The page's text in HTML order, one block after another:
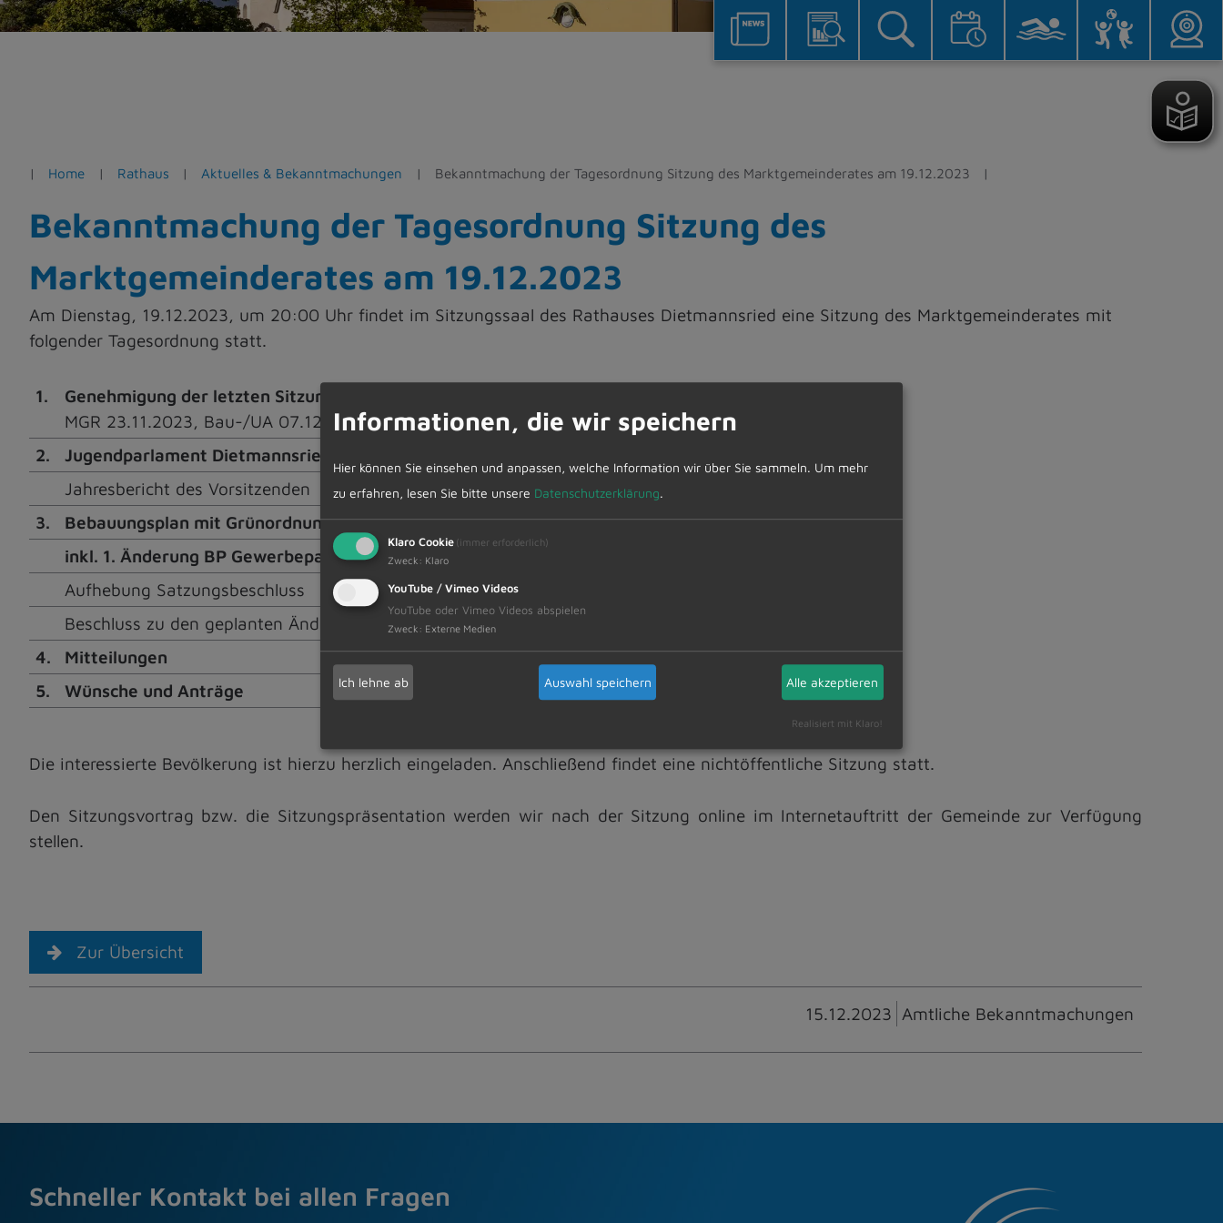
e
n
Home Rathaus Aktuelles & Bekanntmachungen Bekanntmachung der Tagesordnung Sitzung des Marktgemeinderates am 19.12.2023
Bekanntmachung der Tagesordnung Sitzung des
Marktgemeinderates am 19.12.2023
Am Dienstag, 19.12.2023, um 20:00 Uhr findet im Sitzungssaal des Rathauses Dietmannsried eine Sitzung des Marktgemeinderates mit
folgender Tagesordnung statt.
1.
Genehmigung der letzten Sitzungsprotokolle
MGR 23.11.2023, Bau-/UA 07.12.2023
2.
Jugendparlament Dietmannsried - JUPA
Jahresbericht des Vorsitzenden
3.
Bebauungsplan mit Grünordnung "Gewerbepark Ost IV" inkl. 1. Änderung BP Gewerbepark Ost III
inkl. 1. Änderung BP Gewerbepark Ost III
Aufhebung Satzungsbeschluss
Beschluss zu den geplanten Änderungen und erneuter Satzungsbeschluss
4.
Mitteilungen
5.
Wünsche und Anträge
Die interessierte Bevölkerung ist hierzu herzlich eingeladen. Anschließend findet eine nichtöffentliche Sitzung statt.
Den Sitzungsvortrag bzw. die Sitzungspräsentation werden wir nach der Sitzung online im Internetauftritt der Gemeinde zur Verfügung
stellen.
Zur Übersicht
15.12.2023 Amtliche Bekanntmachungen
Schneller Kontakt bei allen Fragen
Informationen, die wir speichern
Hier können Sie einsehen und anpassen, welche Information wir über Sie sammeln. Um mehr
zu erfahren, lesen Sie bitte unsere Datenschutzerklärung.
Klaro Cookie (immer erforderlich)
Zweck : Klaro
YouTube / Vimeo Videos
YouTube oder Vimeo Videos abspielen
Zweck : Externe Medien
Ich lehne ab Auswahl speichern Alle akzeptieren
Realisiert mit Klaro!